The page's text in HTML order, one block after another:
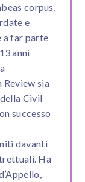
corpus,
e
a far parte
anni
sia
Civil
successo
davanti
Ha